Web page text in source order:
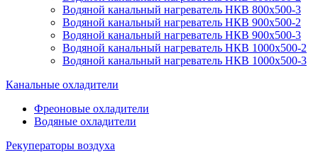
Водяной канальный нагреватель НКВ 800x500-3
Водяной канальный нагреватель НКВ 900x500-2
Водяной канальный нагреватель НКВ 900x500-3
Водяной канальный нагреватель НКВ 1000x500-2
Водяной канальный нагреватель НКВ 1000x500-3
Канальные охладители
Фреоновые охладители
Водяные охладители
Рекуператоры воздуха